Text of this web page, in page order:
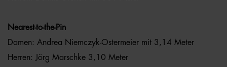
Nearest-to-the-Pin
Damen: Andrea Niemczyk-Ostermeier mit 3,14 Meter
Herren: Jörg Marschke 3,10 Meter